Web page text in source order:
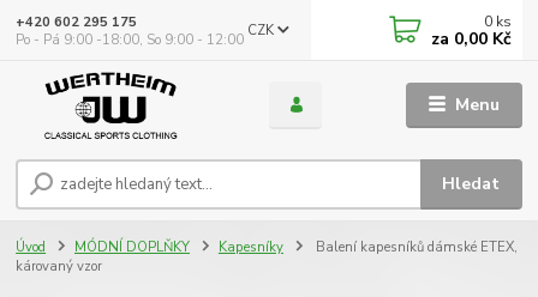
Menu
CZK
Hledat
+420 602 295 175
Po - Pá 9:00 -18:00, So 9:00 - 12:00
0 ks
za 0,00 Kč
Úvod MÓDNÍ DOPLŇKY Kapesníky
Balení kapesníků dámské ETEX,
károvaný vzor